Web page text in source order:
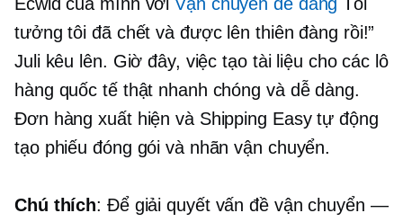
tưởng tôi đã chết và được lên thiên đàng rồi!”
Juli kêu lên. Giờ đây, việc tạo tài liệu cho các lô
hàng quốc tế thật nhanh chóng và dễ dàng.
Đơn hàng xuất hiện và Shipping Easy tự động
tạo phiếu đóng gói và nhãn vận chuyển.
Chú thích: Để giải quyết vấn đề vận chuyển —